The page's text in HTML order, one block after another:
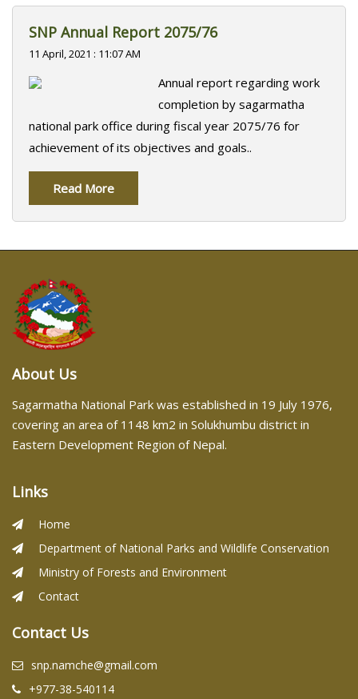
SNP Annual Report 2075/76
11 April, 2021 : 11:07 AM
Annual report regarding work
completion by sagarmatha
national park office during fiscal year 2075/76 for
achievement of its objectives and goals..
Read More
About Us
Sagarmatha National Park was established in 19 July 1976,
covering an area of 1148 km2 in Solukhumbu district in
Eastern Development Region of Nepal.
Links
Home
Department of National Parks and Wildlife Conservation
Ministry of Forests and Environment
Contact
Contact Us
snp.namche@gmail.com
+977-38-540114